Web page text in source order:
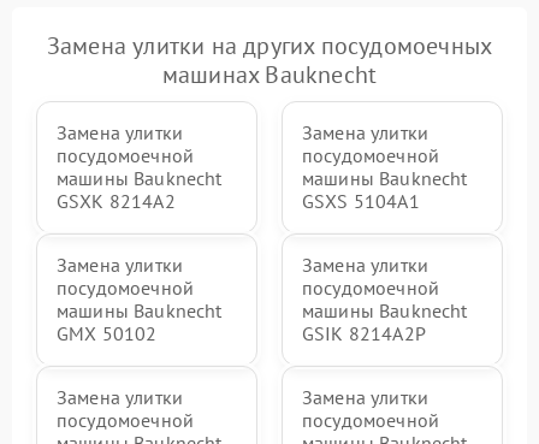
Замена улитки на других посудомоечных
машинах Bauknecht
Замена улитки
посудомоечной
машины Bauknecht
GSXK 8214A2
Замена улитки
посудомоечной
машины Bauknecht
GSXS 5104A1
Замена улитки
посудомоечной
машины Bauknecht
GMX 50102
Замена улитки
посудомоечной
машины Bauknecht
GSIK 8214A2P
Замена улитки
посудомоечной
Замена улитки
посудомоечной